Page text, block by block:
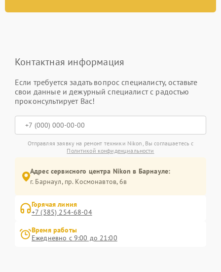
Контактная информация
Если требуется задать вопрос специалисту, оставьте
свои данные и дежурный специалист с радостью
проконсультирует Вас!
Отправляя заявку на ремонт техники Nikon, Вы соглашаетесь с
Политикой конфиденциальности
Адрес сервисного центра Nikon в Барнауле:
г. Барнаул, ​пр. Космонавтов, 6в
Горячая линия
+7 (385) 254-68-04
Время работы
Ежедневно с 9:00 до 21:00